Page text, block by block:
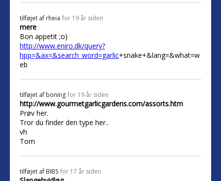
tilføjet af rheia for 19 år siden
mere
Bon appetit ;o)
http://www.eniro.dk/query?
hpp=&ax=&search_word=garlic+snake+&lang=&what=w
eb
tilføjet af boning for 19 år siden
http://www.gourmetgarlicgardens.com/assorts.htm
Prøv her.
Tror du finder den type her..
vh
Tom
tilføjet af BIBS for 17 år siden